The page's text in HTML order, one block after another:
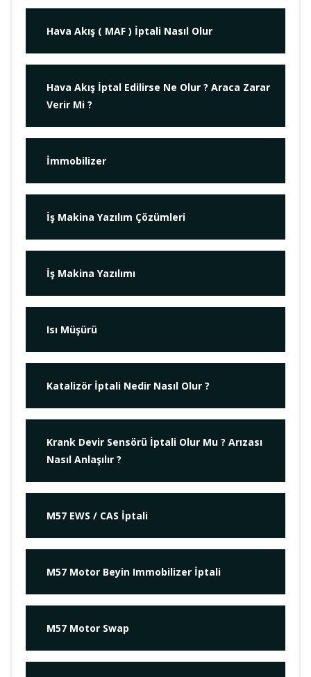
Hava Akış ( MAF ) İptali Nasıl Olur
Hava Akış İptal Edilirse Ne Olur ? Araca Zarar
Verir Mi ?
İmmobilizer
İş Makina Yazılım Çözümleri
İş Makina Yazılımı
Isı Müşürü
Katalizör İptali Nedir Nasıl Olur ?
Krank Devir Sensörü İptali Olur Mu ? Arızası
Nasıl Anlaşılır ?
M57 EWS / CAS İptali
M57 Motor Beyin Immobilizer İptali
M57 Motor Swap